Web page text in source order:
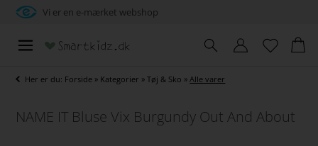
Vi er en e-mærket webshop
Her er du: Forside » Kategorier »Tøj & Sko »Alle varer
NAME IT Bluse Vix Burgundy Out And About